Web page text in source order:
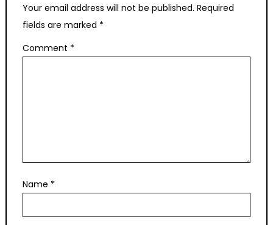
Your email address will not be published. Required
fields are marked *
Comment *
Name *